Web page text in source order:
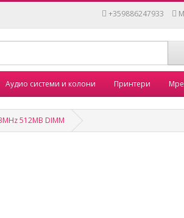
+359886247933
Аудио системи и колони Принтери
512MB DIMM